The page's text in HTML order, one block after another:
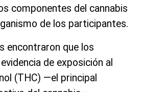
componentes del cannabis
de los participantes.
encontraron que los
de exposición al
(THC) —el principal